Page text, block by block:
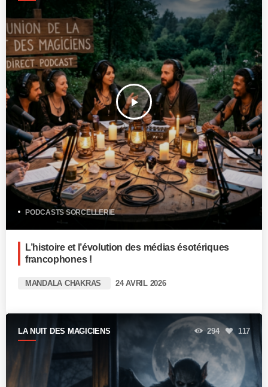
play_arrow
PODCASTS SORCELLERIE
L’histoire et l’évolution des médias ésotériques
francophones !
MANDALA CHAKRAS 24 AVRIL 2026
LA NUIT DES MAGICIENS 294 117